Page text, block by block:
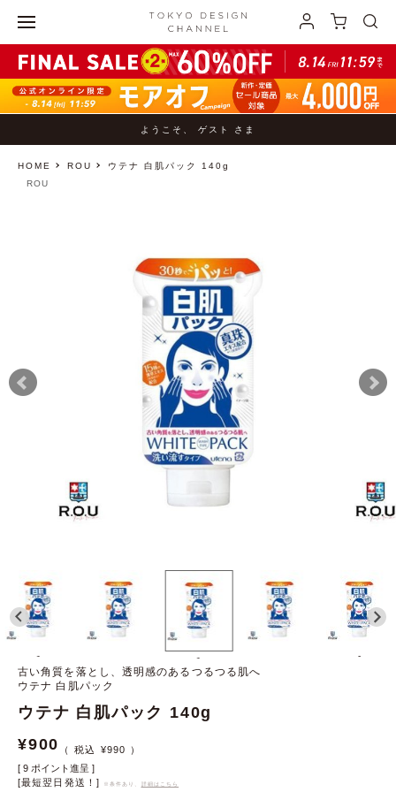
ようこそ、 ゲスト さま
HOME ROU ウテナ 白肌パック 140g
- - -
ROU
古い角質を落とし、透明感のあるつるつる肌へ
ウテナ 白肌パック
ウテナ 白肌パック 140g
¥900 ¥990
[ 9 ポイント進呈 ]
[最短翌日発送！]
※条件あり、 詳細はこちら